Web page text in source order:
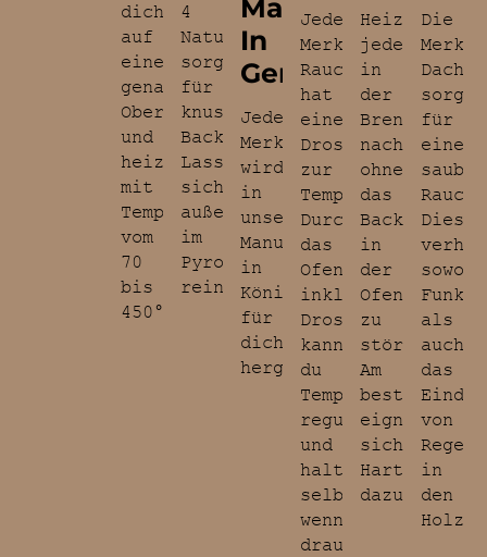
dich
auf
eine
genaue
Oberhitze
und
heize
mit
Temperaturen
vom
70
bis
450°C.
4
Naturschamottsteine
sorgen
für
knuspriges
Backgut.
Lassen
sich
außerdem
im
Pyrolyseverfahren
reinigen.
Made
In
Germany
Jeder
Merklinger
wird
in
unserer
Manufaktur
in
Königsbrunn
für
dich
hergestellt.
Jeder
Merklinger
Rauchrohr
hat
eine
Drosselklappe
zur
Durch
das
Ofenrohr
inkl.
Drosselklappe
kannst
du
Temperaturen
regulieren
und
halten,
selbst
wenn
draußen
Heize
jederzeit
in
der
Brennkammer
nach,
ohne
das
Backgut
in
der
Ofenkammer
zu
stören.
Am
besten
eignen
sich
dazu.
Die
sorgt
für
einen
Diese
sowohl
als
auch
das
von
in
den